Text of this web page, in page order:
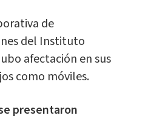
de
del Instituto
afectación en sus
como móviles.
presentaron